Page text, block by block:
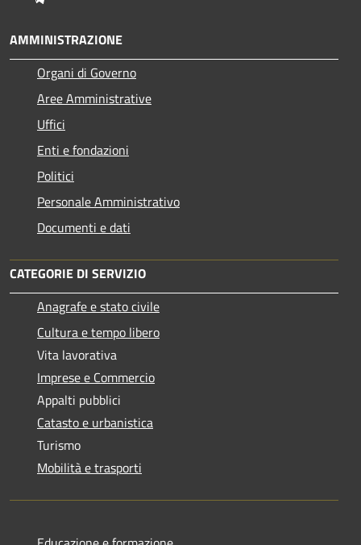
AMMINISTRAZIONE
Organi di Governo
Aree Amministrative
Uffici
Enti e fondazioni
Politici
Personale Amministrativo
Documenti e dati
CATEGORIE DI SERVIZIO
Anagrafe e stato civile
Cultura e tempo libero
Vita lavorativa
Imprese e Commercio
Appalti pubblici
Catasto e urbanistica
Turismo
Mobilità e trasporti